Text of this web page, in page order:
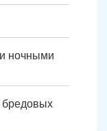
ночными